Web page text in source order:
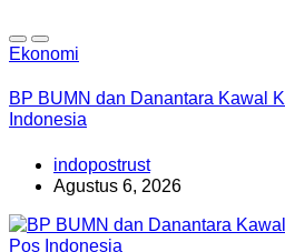
Ekonomi
BP BUMN dan Danantara Kawal
Indonesia
indopostrust
Agustus 6, 2026